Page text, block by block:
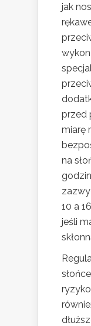
jak
przed
miarę
na
10 a
jeśli